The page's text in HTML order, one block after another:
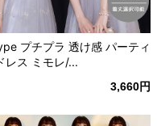
プチプラ 透け感 パーティ
レス ミモレ/...
3,660円